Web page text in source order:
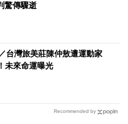
驚傳驟逝
台灣旅美莊陳仲敖遭運動家
未來命運曝光
Recommended by